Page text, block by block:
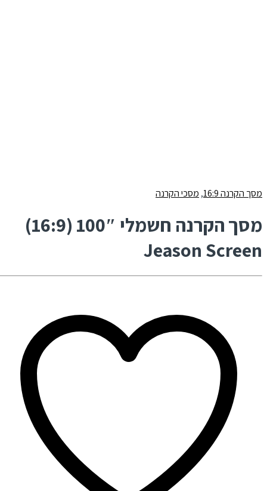
מסך הקרנה 16:9 ,מסכי הקרנה
מסך הקרנה חשמלי 100″ (16:9)
Jeason Screen